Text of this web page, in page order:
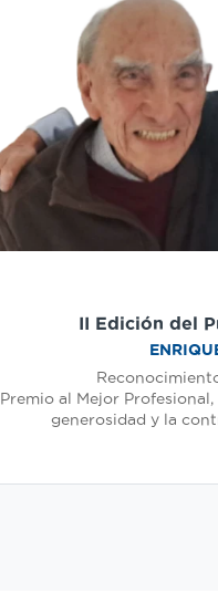
II Edición del
Premio al Mejor
generosidad y la